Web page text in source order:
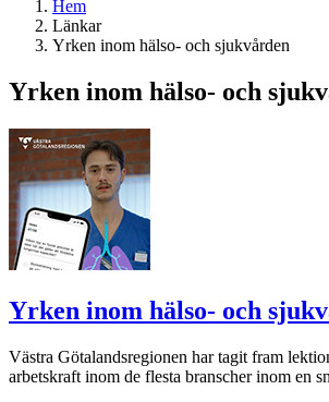
Hem
Länkar
Yrken inom hälso- och sjukvården
Yrken inom hälso- och
Yrken inom hälso- och
Västra Götalandsregionen har tagit fram
arbetskraft inom de flesta branscher inom en